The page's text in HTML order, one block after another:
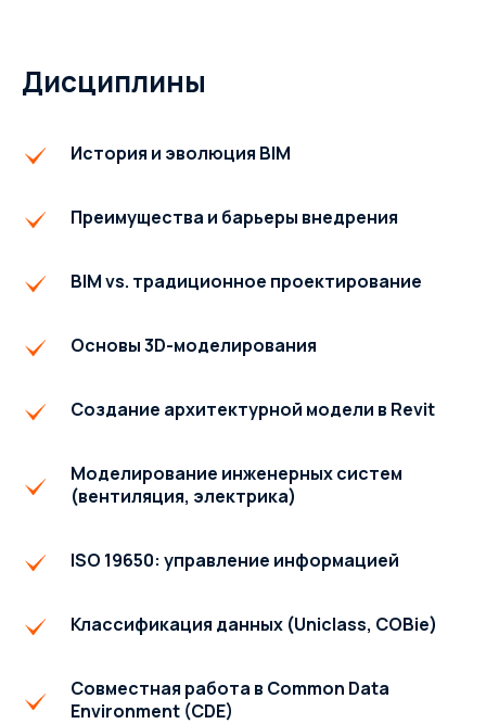
Дисциплины
История и эволюция BIM
Преимущества и барьеры внедрения
BIM vs. традиционное проектирование
Основы 3D-моделирования
Создание архитектурной модели в Revit
Моделирование инженерных систем
(вентиляция, электрика)
ISO 19650: управление информацией
Классификация данных (Uniclass, COBie)
Совместная работа в Common Data
Environment (CDE)